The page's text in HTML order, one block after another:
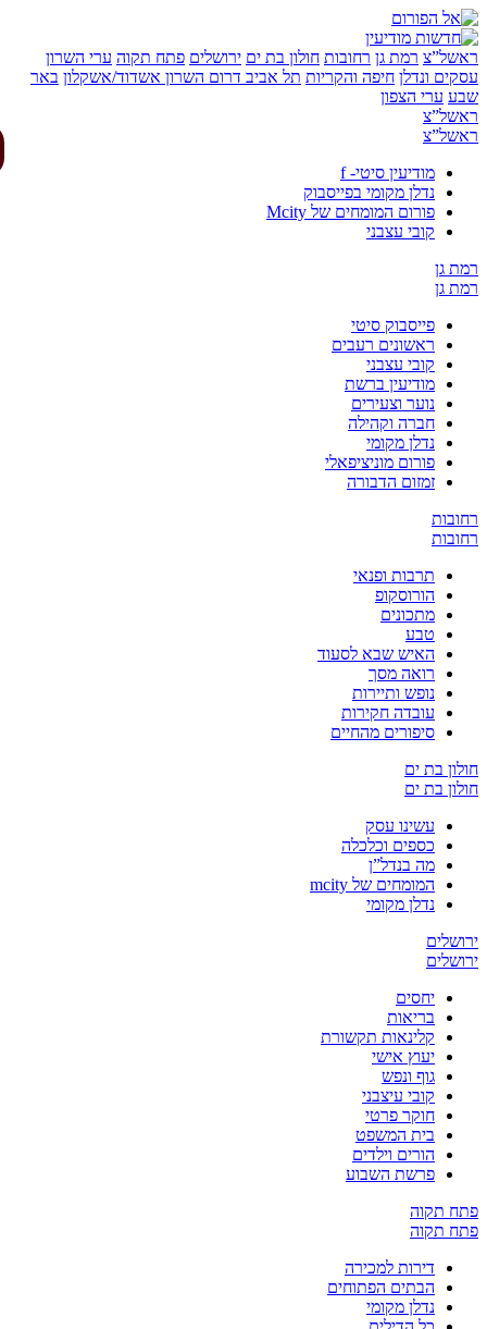
רמת גן רחובות חולון בת ים ירושלים פתח תקוה ערי השרון
ונדלן חיפה והקריות תל אביבדרום השרוןאשדוד/אשקלון באר
ערי הצפון
מודיעין סיטי- f
נדלן מקומי בפייסבוק
פורום המומחים של Mcity
קובי עצבני
גן
גן
פייסבוק סיטי
ראשונים רעבים
קובי עצבני
מודיעין ברשת
נוער וצעירים
חברה וקהילה
נדלן מקומי
פורום מוניציפאלי
זמזום הדבורה
תרבות ופנאי
הורוסקופ
מתכונים
טבע
האיש שבא לסעוד
רואה מסך
נופש ותיירות
עובדה חקירות
סיפורים מהחיים
בת ים
בת ים
עשינו עסק
כספים וכלכלה
מה בנדל”ן
המומחים של mcity
נדלן מקומי
יחסים
בריאות
קלינאות תקשורת
יעוץ אישי
גוף ונפש
קובי עיצבני
חוקר פרטי
בית המשפט
הורים וילדים
פרשת השבוע
תקוה
תקוה
דירות למכירה
הבתים הפתוחים
נדלן מקומי